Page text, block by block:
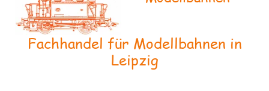
Fachhandel für Modellbahnen in
Leipzig